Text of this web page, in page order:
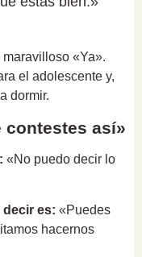
«Ya».
el adolescente y,
dormir.
contestes así»
«No puedo decir lo
es: «Puedes
hacernos